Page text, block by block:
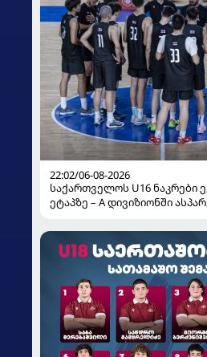
22:02/06-08-2026
საქართველოს U16 ნაკრები
ეტაპზე – A დივიზიონში